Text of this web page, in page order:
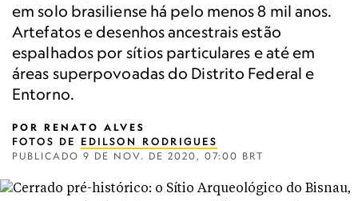
em solo brasiliense há pelo menos 8 mil anos.
Artefatos e desenhos ancestrais estão
espalhados por sítios particulares e até em
áreas superpovoadas do Distrito Federal e
Entorno.
POR RENATO ALVES
FOTOS DE EDILSON RODRIGUES
PUBLICADO 9 DE NOV. DE 2020, 07:00 BRT